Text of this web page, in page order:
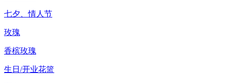
七夕、情人节
玫瑰
香槟玫瑰
生日/开业花篮